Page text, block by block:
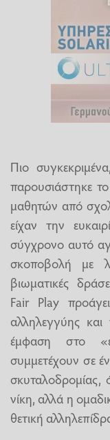
Πιο
παρουσιάστηκε
μαθητών από
είχαν την
σύγχρονο αυτό
σκοποβολή με
βιωματικές
Fair Play
αλληλεγγύης και
έμφαση στο
συμμετέχουν σε
σκυταλοδρομίας,
νίκη, αλλά η
θετική